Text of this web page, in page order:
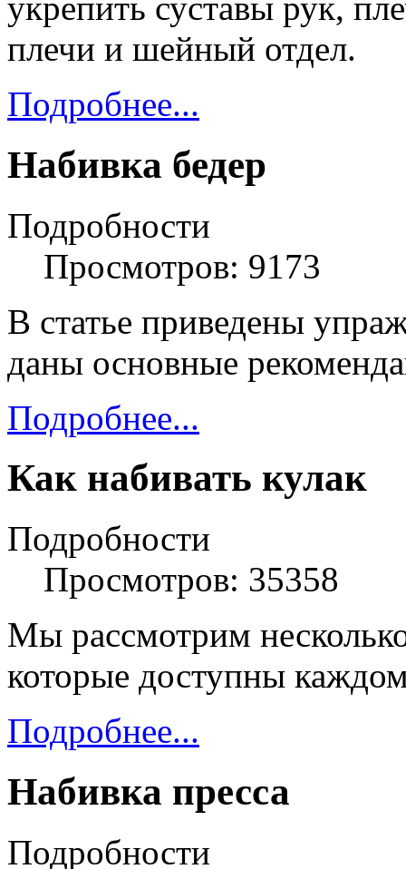
плечи и шейный отдел.
Подробнее...
Набивка бедер
Подробности
Просмотров: 9173
В статье приведены
даны основные
Подробнее...
Как набивать кулак
Подробности
Просмотров: 35358
Мы рассмотрим
которые доступны
Подробнее...
Набивка пресса
Подробности